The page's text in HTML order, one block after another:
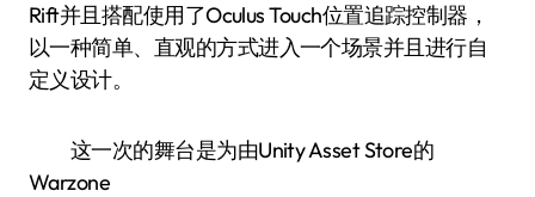
Rift并且搭配使用了Oculus Touch位置追踪控制器，
以一种简单、直观的方式进入一个场景并且进行自
定义设计。
这一次的舞台是为由Unity Asset Store的
Warzone